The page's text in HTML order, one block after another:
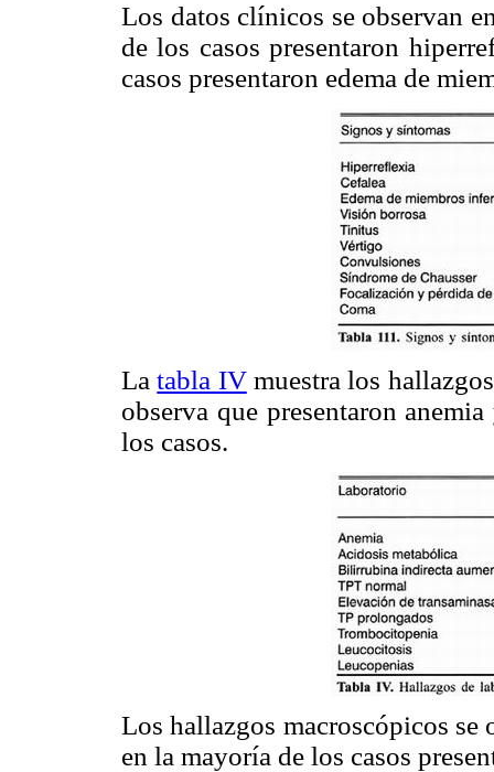
Los datos clínicos se observan
de los casos presentaron
casos presentaron edema de
Latabla IVmuestra los
observa que presentaron
los casos.
Los hallazgos macroscópicos se
en la mayoría de los casos